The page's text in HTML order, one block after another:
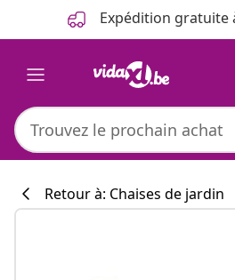
Expédition gratuite
Retour à: Chaises de jardin